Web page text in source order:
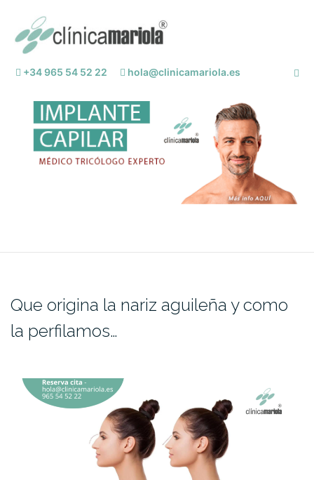
contenido
+34 965 54 52 22 hola@clinicamariola.es
Que origina la nariz aguileña y como
la perfilamos…